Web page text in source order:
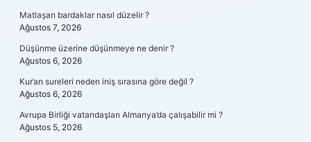
Matlaşan bardaklar nasıl düzelir ?
Ağustos 7, 2026
Düşünme üzerine düşünmeye ne denir ?
Ağustos 6, 2026
Kur’an sureleri neden iniş sırasına göre değil ?
Ağustos 6, 2026
Avrupa Birliği vatandaşları Almanya’da çalışabilir mi ?
Ağustos 5, 2026